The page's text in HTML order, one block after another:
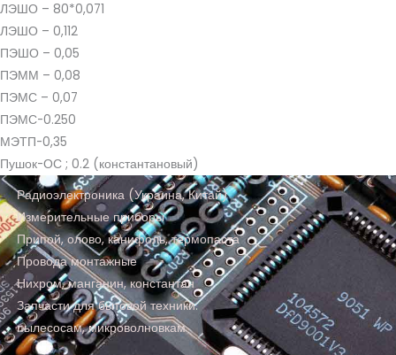
ЛЭШО – 80*0,071
ЛЭШО – 0,112
ПЭШО – 0,05
ПЭММ – 0,08
ПЭМС – 0,07
ПЭМС-0.250
МЭТП-0,35
Пушок-ОС ; 0.2 (константановый)
Радиоэлектроника (Украина, Китай)
Измерительные приборы
Припой, олово, канифоль, термопаста
Провода монтажные
Нихром, манганин, константан
Запчасти для бытовой техники:
пылесосам, микроволновкам